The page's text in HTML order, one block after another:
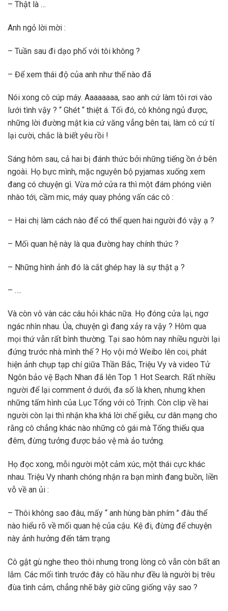
– Thật là …
Anh ngỏ lời mời :
– Tuần sau đi dạo phố với tôi không ?
– Để xem thái độ của anh như thế nào đã
Nói xong cô cúp máy. Aaaaaaaa, sao anh cứ làm tôi rơi vào
lưới tình vậy ? “ Ghét “ thiệt á. Tối đó, cô không ngủ được,
những lời đường mật kia cứ văng vẳng bên tai, làm cô cứ tí
lại cười, chắc là biết yêu rồi !
Sáng hôm sau, cả hai bị đánh thức bởi những tiếng ồn ở bên
ngoài. Họ bực mình, mặc nguyên bộ pyjamas xuống xem
đang có chuyện gì. Vừa mở cửa ra thì một đám phóng viên
nhào tới, cầm mic, máy quay phỏng vấn các cô :
– Hai chị làm cách nào để có thể quen hai người đó vậy ạ ?
– Mối quan hệ này là qua đường hay chính thức ?
– Những hình ảnh đó là cắt ghép hay là sự thật ạ ?
– ….
Và còn vô vàn các câu hỏi khác nữa. Họ đóng cửa lại, ngơ
ngác nhìn nhau. Ủa, chuyện gì đang xảy ra vậy ? Hôm qua
mọi thứ vẫn rất bình thường. Tại sao hôm nay nhiều người lại
đứng trước nhà mình thế ? Họ vội mở Weibo lên coi, phát
hiện ảnh chụp tạp chí giữa Thần Bắc, Triệu Vy và video Tử
Ngôn bảo vệ Bạch Nhan đã lên Top 1 Hot Search. Rất nhiều
người để lại comment ở dưới, đa số là khen, nhưng khen
những tấm hình của Lục Tổng với cô Trịnh. Còn clip về hai
người còn lại thì nhận kha khá lời chế giễu, cư dân mạng cho
rằng cô chẳng khác nào những cô gái mà Tống thiếu qua
đêm, đừng tưởng được bảo vệ mà ảo tưởng.
Họ đọc xong, mỗi người một cảm xúc, một thái cực khác
nhau. Triệu Vy nhanh chóng nhận ra bạn mình đang buồn, liền
vỗ về an ủi :
– Thôi không sao đâu, mấy “ anh hùng bàn phím ’’ đâu thể
nào hiểu rõ về mối quan hệ của cậu. Kệ đi, đừng để chuyện
này ảnh hưởng đến tâm trạng
Cô gật gù nghe theo thôi nhưng trong lòng cô vẫn còn bất an
lắm. Các mối tình trước đây cô hầu như đều là người bị trêu
đùa tình cảm, chẳng nhẽ bây giờ cũng giống vậy sao ?